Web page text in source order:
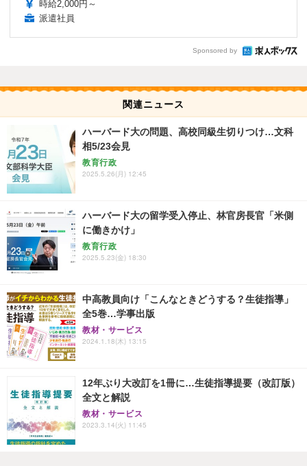
時給2,000円～
派遣社員
Sponsored by
関連ニュース
ハーバード大の問題、高校同級生切りつけ…文科
相5/23会見
教育行政
2025.5.26(月) 12:45
ハーバード大の留学受入停止、林官房長官「米側
に働きかけ」
教育行政
2025.5.23(金) 18:30
中高教員向け「こんなときどうする？生徒指導」
全5巻…学事出版
教材・サービス
2024.1.18(木) 13:15
12年ぶり大改訂を1冊に…生徒指導提要（改訂版）
全文と解説
教材・サービス
2023.3.14(火) 11:45